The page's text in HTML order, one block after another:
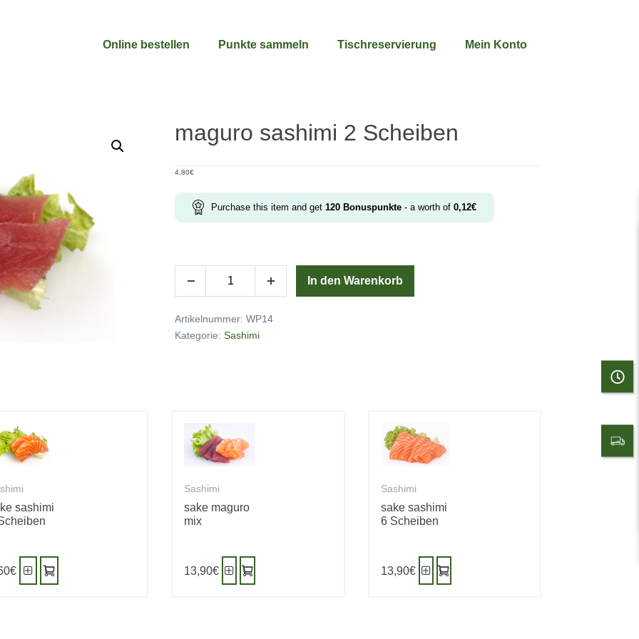
Online bestellen Punkte sammeln Tischreservierung Mein Konto
maguro sashimi 2 Scheiben
4,80€
Purchase this item and get120 Bonuspunkte - a worth of0,12€
maguro
sashimi
Scheiben
In den Warenkorb
Artikelnummer:WP14
Kategorie:Sashimi
sashimi
€
Sashimi
sake maguro
mix
13,90€
Sashimi
sake sashimi
6 Scheiben
13,90€